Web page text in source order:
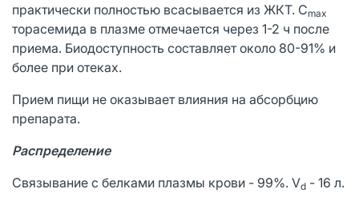
практически полностью всасывается из ЖКТ. Cmax
торасемида в плазме отмечается через 1-2 ч после
приема. Биодоступность составляет около 80-91% и
более при отеках.
Прием пищи не оказывает влияния на абсорбцию
препарата.
Распределение
Связывание с белками плазмы крови - 99%. Vd - 16 л.